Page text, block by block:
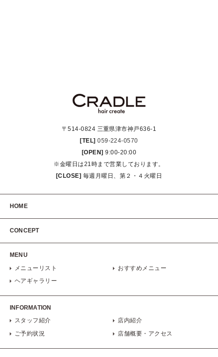
〒514-0824 三重県津市神戸636-1
[TEL] 059-224-0570
[OPEN] 9:00-20:00
※金曜日は21時まで営業しております。
[CLOSE] 毎週月曜日、第２・４火曜日
HOME
CONCEPT
MENU
メニューリスト
おすすめメニュー
ヘアギャラリー
INFORMATION
スタッフ紹介
店内紹介
ご予約状況
店舗概要・アクセス